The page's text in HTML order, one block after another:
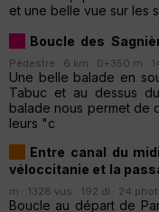
et une belle vue sur les
Boucle des
Pédestre · 6 km · D+350 m ·
Une belle balade en
Tabuc et au dessus
balade nous permet de
leurs "c
Entre canal du
véloccitanie et la
m · 1328 vus · 192 dl · 24
Boucle au départ de